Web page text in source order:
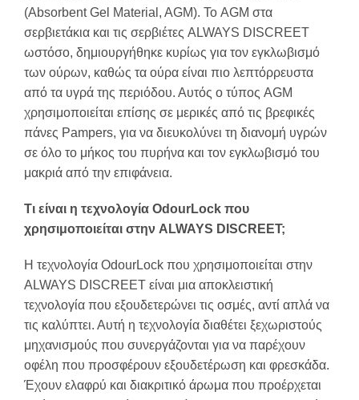
(Absorbent Gel Material, AGM). Το AGM στα
σερβιετάκια και τις σερβιέτες ALWAYS DISCREET
ωστόσο, δημιουργήθηκε κυρίως για τον εγκλωβισμό
των ούρων, καθώς τα ούρα είναι πιο λεπτόρρευστα
από τα υγρά της περιόδου. Αυτός ο τύπος AGM
χρησιμοποιείται επίσης σε μερικές από τις βρεφικές
πάνες Pampers, για να διευκολύνει τη διανομή υγρών
σε όλο το μήκος του πυρήνα και τον εγκλωβισμό του
μακριά από την επιφάνεια.
Τι είναι η τεχνολογία OdourLock που
χρησιμοποιείται στην ALWAYS DISCREET;
Η τεχνολογία OdourLock που χρησιμοποιείται στην
ALWAYS DISCREET είναι μια αποκλειστική
τεχνολογία που εξουδετερώνει τις οσμές, αντί απλά να
τις καλύπτει. Αυτή η τεχνολογία διαθέτει ξεχωριστούς
μηχανισμούς που συνεργάζονται για να παρέχουν
οφέλη που προσφέρουν εξουδετέρωση και φρεσκάδα.
Έχουν ελαφρύ και διακριτικό άρωμα που προέρχεται